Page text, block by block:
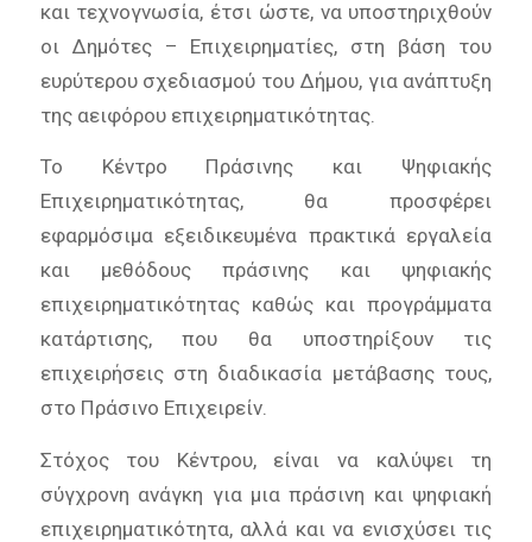
και τεχνογνωσία, έτσι ώστε, να υποστηριχθούν
οι Δημότες – Επιχειρηματίες, στη βάση του
ευρύτερου σχεδιασμού του Δήμου, για ανάπτυξη
της αειφόρου επιχειρηματικότητας.
Το Κέντρο Πράσινης και Ψηφιακής
Επιχειρηματικότητας, θα προσφέρει
εφαρμόσιμα εξειδικευμένα πρακτικά εργαλεία
και μεθόδους πράσινης και ψηφιακής
επιχειρηματικότητας καθώς και προγράμματα
κατάρτισης, που θα υποστηρίξουν τις
επιχειρήσεις στη διαδικασία μετάβασης τους,
στο Πράσινο Επιχειρείν.
Στόχος του Κέντρου, είναι να καλύψει τη
σύγχρονη ανάγκη για μια πράσινη και ψηφιακή
επιχειρηματικότητα, αλλά και να ενισχύσει τις